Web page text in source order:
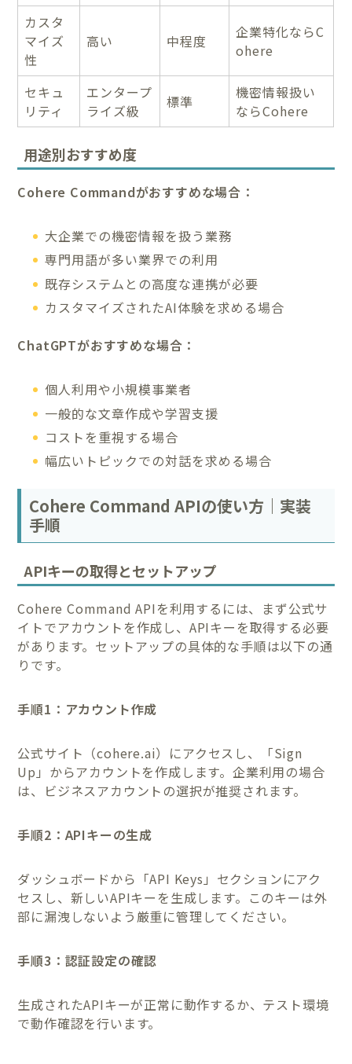
カスタ
マイズ
性
高い 中程度
企業特化ならC
ohere
セキュ
リティ
エンタープ
ライズ級
標準
機密情報扱い
ならCohere
用途別おすすめ度
Cohere Commandがおすすめな場合：
大企業での機密情報を扱う業務
専門用語が多い業界での利用
既存システムとの高度な連携が必要
カスタマイズされたAI体験を求める場合
ChatGPTがおすすめな場合：
個人利用や小規模事業者
一般的な文章作成や学習支援
コストを重視する場合
幅広いトピックでの対話を求める場合
Cohere Command APIの使い方｜実装
手順
APIキーの取得とセットアップ
Cohere Command APIを利用するには、まず公式サ
イトでアカウントを作成し、APIキーを取得する必要
があります。セットアップの具体的な手順は以下の通
りです。
手順1：アカウント作成
公式サイト（cohere.ai）にアクセスし、「Sign
Up」からアカウントを作成します。企業利用の場合
は、ビジネスアカウントの選択が推奨されます。
手順2：APIキーの生成
ダッシュボードから「API Keys」セクションにアク
セスし、新しいAPIキーを生成します。このキーは外
部に漏洩しないよう厳重に管理してください。
手順3：認証設定の確認
生成されたAPIキーが正常に動作するか、テスト環境
で動作確認を行います。